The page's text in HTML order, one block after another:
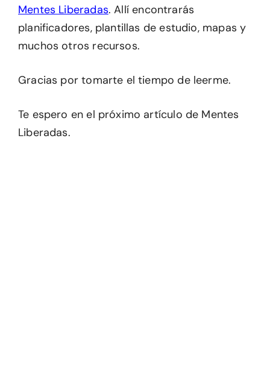
Mentes Liberadas. Allí encontrarás
planificadores, plantillas de estudio, mapas y
muchos otros recursos.
Gracias por tomarte el tiempo de leerme.
Te espero en el próximo artículo de Mentes
Liberadas.